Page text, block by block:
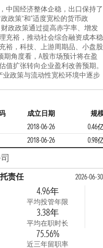
中国经济整体企稳，出口保持了
政策”和“适度宽松的货币政
政政策通过提高赤字率、增发
充裕，推动社会综合融资成本稳
裕，科技、上游周期品、小盘股
期角度看，A股市场预计将在盈
扩张转向企业盈利改善预期。
业政策与流动性宽松环境中逐步
成立日期
规
2018-06-26
0.46
2018-06-26 0.98
责任 2026-06-30
4.96年
平均投管年限
3.38年
平均在职时长
75.56%
近三年留职率